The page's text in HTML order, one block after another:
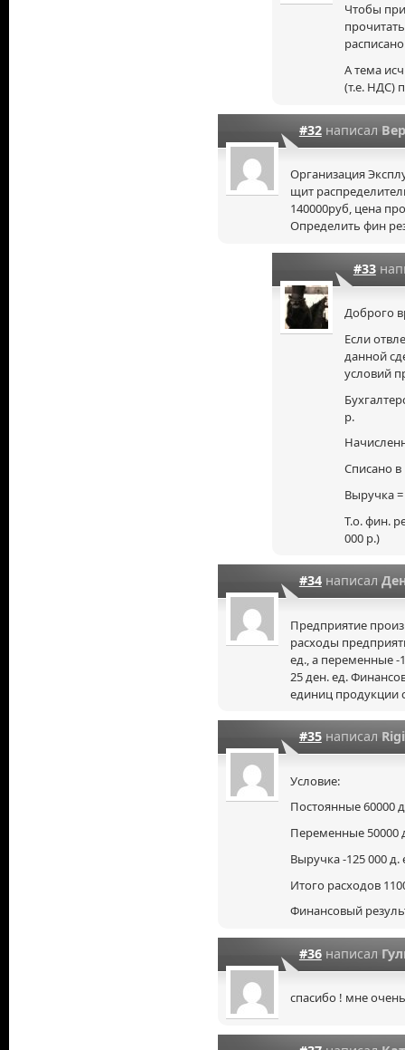
Чтобы
А тема
(т.е. НДС)
#32написал
Организация
щит
140000руб, цена
Определить фин
#33
Доброго
Если
данной
условий
р.
Списано в
Выручка =
Т.о. фин.
000 р.)
#34написал
Предприятие
расходы
ед., а переменные
25 ден. ед.
единиц продукции
#35написал
Условие:
Постоянные 60000
Переменные 50000
Выручка -125 000 д.
Итого расходов
Финансовый
#36написал
спасибо ! мне